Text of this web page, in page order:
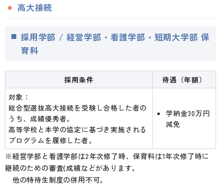
高大接続
採用学部 / 経営学部・看護学部・短期大学部 保
育科
採用条件
待遇（年額）
対象：
総合型選抜高大接続を受験し合格した者の
うち、成績優秀者。
高等学校と本学の協定に基づき実施される
プログラムを履修した者。
学納金30万円
減免
※経営学部と看護学部は2年次修了時、保育科は1年次修了時に
継続のための審査(成績などがあります。
他の特待生制度の併用不可。